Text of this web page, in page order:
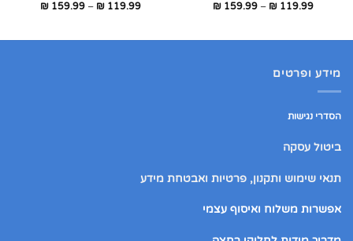
₪119.99
–
₪159.99
⁦₪ 159.99⁩
₪119.99
–
₪159.99
⁦₪ 159.99⁩
מידע ופרטים
הסדרי נגישות
ביטול עסקה
תנאי שימוש ותקנון, פרטיות ואבטחת מידע
אפשרות משלוח ואיסוף עצמי